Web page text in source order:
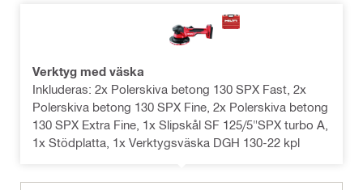
Verktyg med väska
Inkluderas: 2x Polerskiva betong 130 SPX Fast, 2x
Polerskiva betong 130 SPX Fine, 2x Polerskiva betong
130 SPX Extra Fine, 1x Slipskål SF 125/5"SPX turbo A,
1x Stödplatta, 1x Verktygsväska DGH 130-22 kpl